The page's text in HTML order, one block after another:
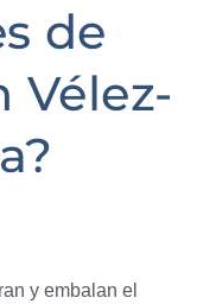
de
Vélez-
y embalan el